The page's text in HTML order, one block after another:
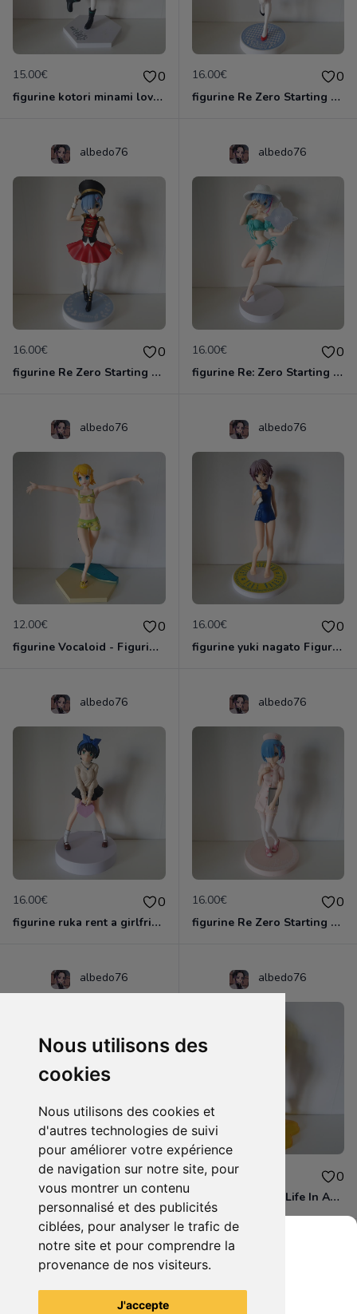
Nous utilisons des
cookies
Nous utilisons des cookies et
d'autres technologies de suivi
pour améliorer votre expérience
de navigation sur notre site, pour
vous montrer un contenu
personnalisé et des publicités
ciblées, pour analyser le trafic de
notre site et pour comprendre la
provenance de nos visiteurs.
J'accepte
15.00€ 0
figurine kotori minami love live
16.00€ 0
figurine Re Zero Starting Life In Another World - Figurine Rem Circus Ver. SSS
albedo76
16.00€ 0
figurine Re Zero Starting Life In Another - Figurine Rem Casse-Noisette Super Special
albedo76
16.00€ 0
figurine Re: Zero Starting Life in Another World - Figurine Rem EXQ
albedo76
12.00€ 0
figurine Vocaloid - Figurine Kagamine Rin Miracle Star Resort SPM Figure
albedo76
16.00€ 0
figurine yuki nagato Figurine La Mélancolie de Haruhi Suzumiya SEGA 2007
albedo76
16.00€ 0
figurine ruka rent a girlfriend
albedo76
16.00€ 0
figurine Re Zero Starting Life in Another World - Figurine Rem Nurse Pink Ver. PM
albedo76
16.00€ 0
figurine Banpresto Love Live! Exq Figure Hanayo Koizumi
albedo76
16.00€ 0
Re Zero Starting Life In Another World - Figurine Ram Fairy Elements Espresto
Voir tous les articles du vendeur
Grenier du Geek